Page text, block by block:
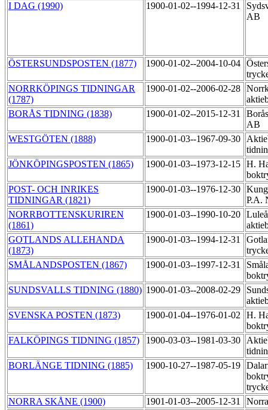
I DAG (1990)
1900-01-02--1994-12-31
AB
ÖSTERSUNDSPOSTEN (1877) 1900-01-02--2004-10-04
NORRKÖPINGS TIDNINGAR
(1787)
1900-01-02--2006-02-28
BORÅS TIDNING (1838)
1900-01-02--2015-12-31
AB
WESTGÖTEN (1888)
1900-01-03--1967-09-30
JÖNKÖPINGSPOSTEN (1865)
1900-01-03--1973-12-15 H.
POST- OCH INRIKES
TIDNINGAR (1821)
1900-01-03--1976-12-30
P.A.
NORRBOTTENSKURIREN
(1861)
1900-01-03--1990-10-20
GOTLANDS ALLEHANDA
(1873)
1900-01-03--1994-12-31
SMÅLANDSPOSTEN (1867)
1900-01-03--1997-12-31
SUNDSVALLS TIDNING (1880) 1900-01-03--2008-02-29
SVENSKA POSTEN (1873)
1900-01-04--1976-01-02
H.
FALKÖPINGS TIDNING (1857)
1900-03-03--1981-03-30
BORLÄNGE TIDNING (1885)
1900-10-27--1987-05-19
NORRA SKÅNE (1900)
1901-01-03--2005-12-31